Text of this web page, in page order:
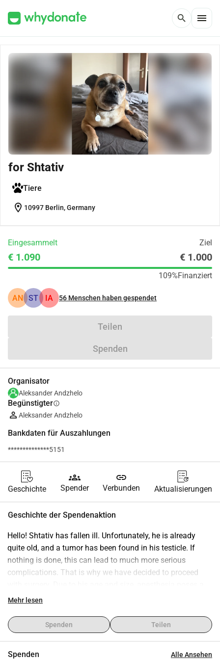
search menu
for Shtativ
Tiere
location_on 10997 Berlin, Germany
Eingesammelt Ziel
€ 1.090 € 1.000
109%Finanziert
AN ST IA 56 Menschen haben gespendet
Teilen
Spenden
Organisator
Aleksander Andzhelo
Begünstigterinfo
Aleksander Andzhelo
Bankdaten für Auszahlungen
**************5151
Geschichte
groups
Spender
link
Verbunden Aktualisierungen
Geschichte der Spendenaktion
Hello! Shtativ has fallen ill. Unfortunately, he is already
quite old, and a tumor has been found in his testicle. If
nothing is done, this can lead to much more serious
complications. That is why we have decided to proceed
significant risk. Therefore, we will use the safest option
consider donating from €10 and feel free to contact me.
Thank you so much for your support!!!
Mehr lesen
Spenden Teilen
Spenden Alle Ansehen